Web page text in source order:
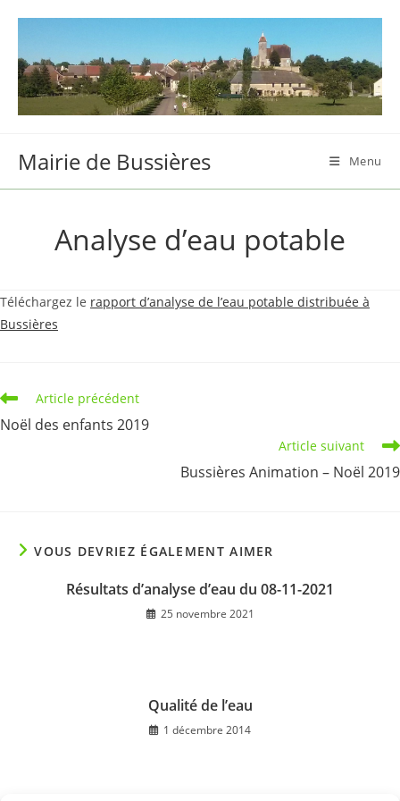
content
Mairie de Bussières Menu
Analyse d’eau potable
Téléchargez le rapport d’analyse de l’eau potable distribuée à
Bussières
Read
more
articles
Article précédent
Noël des enfants 2019
Article suivant
Bussières Animation – Noël 2019
VOUS DEVRIEZ ÉGALEMENT AIMER
Résultats d’analyse d’eau du 08-11-2021
25 novembre 2021
Qualité de l’eau
1 décembre 2014